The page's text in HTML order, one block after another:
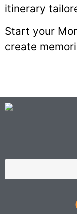
itinerary
Start your
create